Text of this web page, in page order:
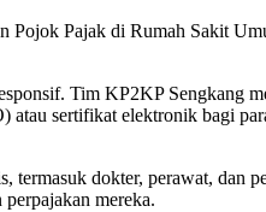
Pojok Pajak di Rumah Sakit
Tim KP2KP Sengkang
atau sertifikat elektronik bagi
termasuk dokter, perawat, dan
mereka.